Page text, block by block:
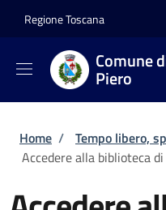
Regione Toscana
Comune
Piero
Briciole di
Home / Tempo libero,
Accedere alla biblioteca